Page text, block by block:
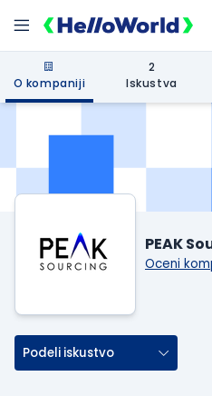
O kompaniji
2
Iskustva
PEAK
Oceni
Podeli iskustvo